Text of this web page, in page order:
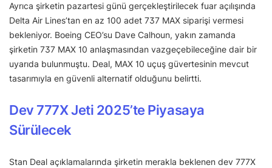
Ayrıca şirketin pazartesi günü gerçekleştirilecek fuar açılışında
Delta Air Lines’tan en az 100 adet 737 MAX siparişi vermesi
bekleniyor. Boeing CEO’su Dave Calhoun, yakın zamanda
şirketin 737 MAX 10 anlaşmasından vazgeçebileceğine dair bir
uyarıda bulunmuştu. Deal, MAX 10 uçuş güvertesinin mevcut
tasarımıyla en güvenli alternatif olduğunu belirtti.
Dev 777X Jeti 2025’te Piyasaya
Sürülecek
Stan Deal açıklamalarında şirketin merakla beklenen dev 777X